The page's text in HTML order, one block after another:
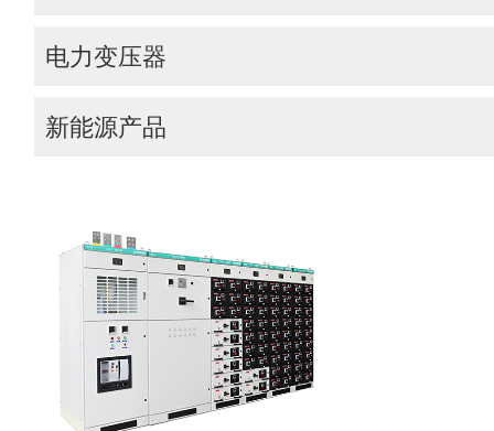
电力变压器
油浸式非晶合金变压器
新能源产品